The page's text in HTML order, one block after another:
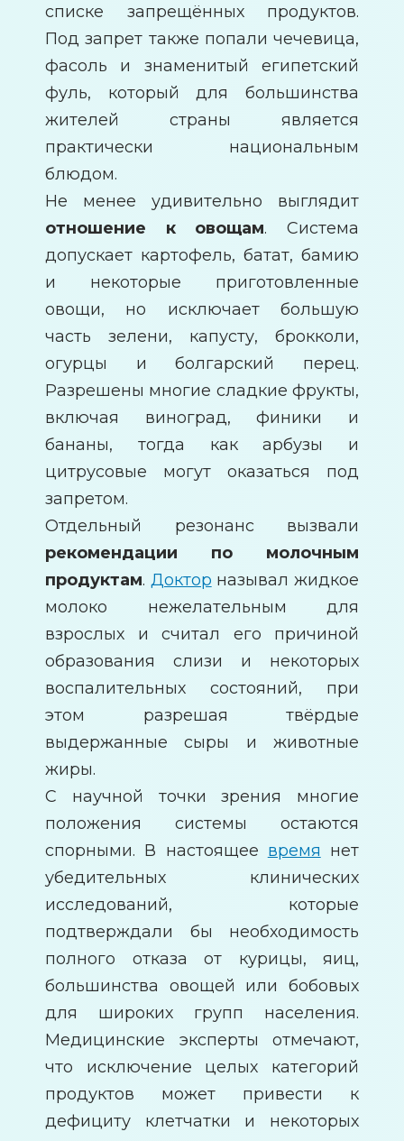
списке запрещённых продуктов.
Под запрет также попали чечевица,
фасоль и знаменитый египетский
фуль, который для большинства
жителей страны является
практически национальным
блюдом.
Не менее удивительно выглядит
отношение к овощам. Система
допускает картофель, батат, бамию
и некоторые приготовленные
овощи, но исключает большую
часть зелени, капусту, брокколи,
огурцы и болгарский перец.
Разрешены многие сладкие фрукты,
включая виноград, финики и
бананы, тогда как арбузы и
цитрусовые могут оказаться под
запретом.
Отдельный резонанс вызвали
рекомендации по молочным
продуктам. Доктор называл жидкое
молоко нежелательным для
взрослых и считал его причиной
образования слизи и некоторых
воспалительных состояний, при
этом разрешая твёрдые
выдержанные сыры и животные
жиры.
С научной точки зрения многие
положения системы остаются
спорными. В настоящее время нет
убедительных клинических
исследований, которые
подтверждали бы необходимость
полного отказа от курицы, яиц,
большинства овощей или бобовых
для широких групп населения.
Медицинские эксперты отмечают,
что исключение целых категорий
продуктов может привести к
дефициту клетчатки и некоторых